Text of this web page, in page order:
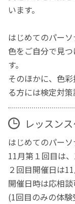
います。
はじめてのパー
色をご自分で見
す。
そのほかに、色
る方には検定対策
レッスン
はじめてのパ
11月第１回目は
２回目開催日は
開催日時は応相談
(1回目のみの体